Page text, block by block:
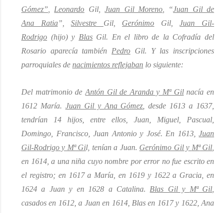
Gómez”
Leonardo Gil,Juan Gil Moreno, “Juan Gil de
Ana Ratia”,Silvestre Gil, Gerónimo Gil,Juan Gil-
Rodrigo (hijo) y BlasGil. En el libro de la Cofradía del
Rosario aparecía también Pedro Gil. Y las inscripciones
parroquiales de nacimientos reflejaban lo siguiente:
Del matrimonio de Antón Gil de Aranda y MªGilnacía en
1612 María. Juan Gil y Ana Gómez , desde 1613 a 1637,
tendrían 14 hijos, entre ellos, Juan, Miguel, Pascual,
Domingo, Francisco, Juan Antonio y José. En 1613, Juan
Gil-Rodrigo y MªGil, tenían a Juan. Gerónimo Gil y MªGil
en 1614, a una niña cuyo nombre por error no fue escrito en
el registro; en 1617 a María, en 1619 y 1622 a Gracia, en
1624 a Juan y en 1628 a Catalina. Blas Gil y MªGil
casados en 1612, a Juan en 1614, Blas en 1617 y 1622, Ana